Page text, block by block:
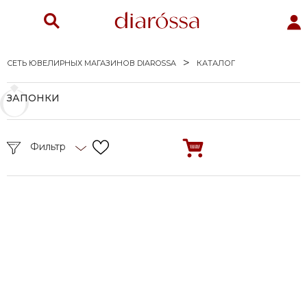
СЕТЬ ЮВЕЛИРНЫХ МАГАЗИНОВ DIAROSSA КАТАЛОГ
ЗАПОНКИ
Фильтр